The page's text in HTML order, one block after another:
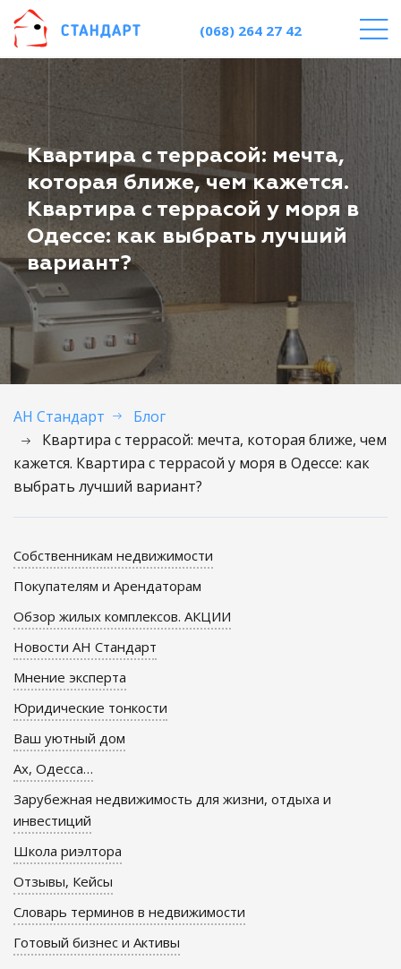
(068) 264 27 42
Квартира с террасой: мечта,
которая ближе, чем кажется.
Квартира с террасой у моря в
Одессе: как выбрать лучший
вариант?
АН Стандарт
Блог
Квартира с террасой: мечта, которая ближе, чем
кажется. Квартира с террасой у моря в Одессе: как
выбрать лучший вариант?
Собственникам недвижимости
Покупателям и Арендаторам
Обзор жилых комплексов. АКЦИИ
Новости АН Стандарт
Мнение эксперта
Юридические тонкости
Ваш уютный дом
Ах, Одесса…
Зарубежная недвижимость для жизни, отдыха и
инвестиций
Школа риэлтора
Отзывы, Кейсы
Словарь терминов в недвижимости
Готовый бизнес и Активы